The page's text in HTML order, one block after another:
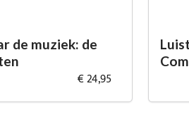
de muziek: de
€ 24,95